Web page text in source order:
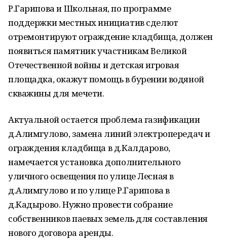
Р.Гарипова и Школьная, по программе
поддержки местных инициатив сделют
отремонтируют ограждение кладбища, должен
появиться памятник участникам Великой
Отечественной войны и детская игровая
площадка, окажут помощь в бурении водяной
скважины для мечети.
Актуальной остается проблема газификации
д.Алимгулово, замена линий электропередач и
ограждения кладбища в д.Калдарово,
намечается установка дополнительного
уличного освещения по улице Лесная в
д.Алимгулово и по улице Р.Гарипова в
д.Кадырово. Нужно провести собрание
собственников паевых земель для составления
нового договора аренды.